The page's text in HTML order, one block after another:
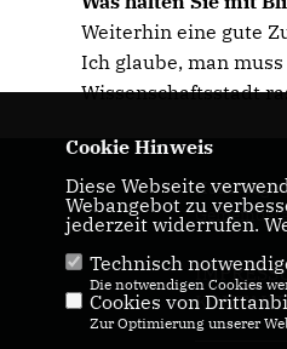
Weiterhin eine gute
Ich glaube, man
Wissenschaftsstadt
Homepage
KONTAKT
Cookie Hinweis
Diese Webseite
Webangebot zu
jederzeit widerrufen.
Technisch
Die notwendigen Cookies
Cookies von
Zur Optimierung unserer